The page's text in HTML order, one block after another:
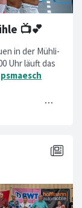
📺💕
in der Mühli-
Uhr läuft das